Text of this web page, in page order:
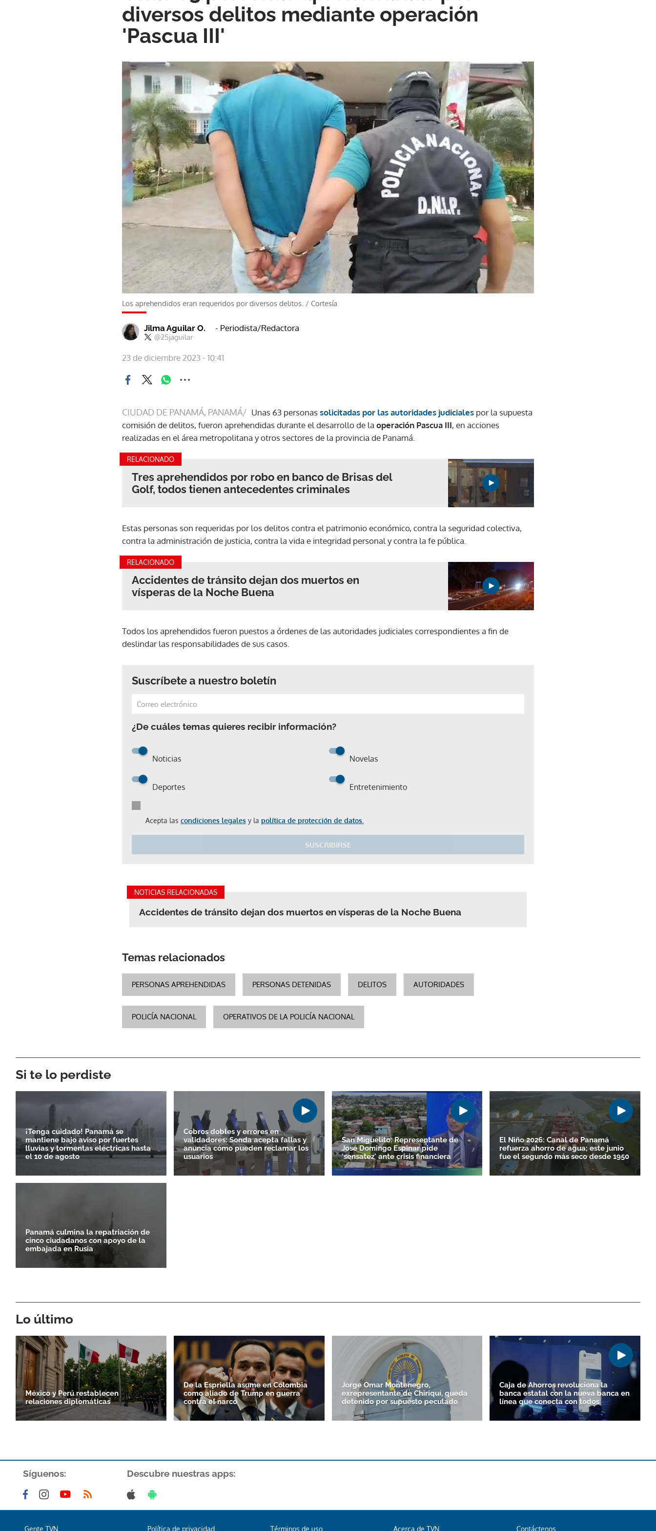
diversos delitos mediante operación
'Pascua III'
Los aprehendidos eran requeridos por diversos delitos. / Cortesía
Jilma Aguilar O.
@25jaguilar
- Periodista/Redactora
23 de diciembre 2023 - 10:41
CIUDAD DE PANAMÁ, PANAMÁ/ Unas 63 personassolicitadas por las autoridades judiciales por la supuesta
comisión de delitos, fueron aprehendidas durante el desarrollo de la operación Pascua III, en acciones
realizadas en el área metropolitana y otros sectores de la provincia de Panamá.
RELACIONADO
Tres aprehendidos por robo en banco de Brisas del
Golf, todos tienen antecedentes criminales
Estas personas son requeridas por los delitos contra el patrimonio económico, contra la seguridad colectiva,
contra la administración de justicia, contra la vida e integridad personal y contra la fe pública.
RELACIONADO
Accidentes de tránsito dejan dos muertos en
vísperas de la Noche Buena
Todos los aprehendidos fueron puestos a órdenes de las autoridades judiciales correspondientes a fin de
deslindar las responsabilidades de sus casos.
Suscríbete a nuestro boletín
¿De cuáles temas quieres recibir información?
Noticias Novelas
Deportes Entretenimiento
Acepta las condiciones legales y la política de protección de datos.
SUSCRIBIRSE
NOTICIAS RELACIONADAS
Accidentes de tránsito dejan dos muertos en vísperas de la Noche Buena
Temas relacionados
PERSONAS APREHENDIDAS PERSONAS DETENIDAS DELITOS AUTORIDADES
POLICÍA NACIONAL OPERATIVOS DE LA POLICÍA NACIONAL
Si te lo perdiste
¡Tenga cuidado! Panamá se
mantiene bajo aviso por fuertes
lluvias y tormentas eléctricas hasta
el 10 de agosto
Cobros dobles y errores en
validadores: Sonda acepta fallas y
anuncia cómo pueden reclamar los
usuarios
San Miguelito: Representante de
José Domingo Espinar pide
'sensatez' ante crisis financiera
El Niño 2026: Canal de Panamá
refuerza ahorro de agua; este junio
fue el segundo más seco desde 1950
Panamá culmina la repatriación de
cinco ciudadanos con apoyo de la
embajada en Rusia
Lo último
México y Perú restablecen
relaciones diplomáticas
De la Espriella asume en Colombia
como aliado de Trump en guerra
contra el narco
Jorge Omar Montenegro,
exrepresentante de Chiriquí, queda
detenido por supuesto peculado
Caja de Ahorros revoluciona la
banca estatal con la nueva banca en
línea que conecta con todos
Síguenos: Descubre nuestras apps:
Gente TVN Política de privacidad Términos de uso Acerca de TVN Contáctenos